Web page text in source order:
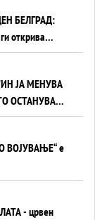
БЕЛГРАД:
открива
балансирање
ЈА МЕНУВА
ОСТАНУВА
ВОЈУВАЊЕ“ е
- црвен